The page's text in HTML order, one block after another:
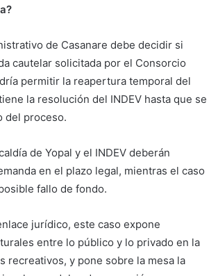
de Casanare debe decidir si
cautelar solicitada por el Consorcio
permitir la reapertura temporal del
la resolución del INDEV hasta que se
del proceso.
de Yopal y el INDEV deberán
en el plazo legal, mientras el caso
fallo de fondo.
jurídico, este caso expone
entre lo público y lo privado en la
recreativos, y pone sobre la mesa la